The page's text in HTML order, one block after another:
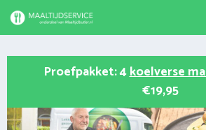
Spring
naar
Proefpakket: 4koelverse
€19,95